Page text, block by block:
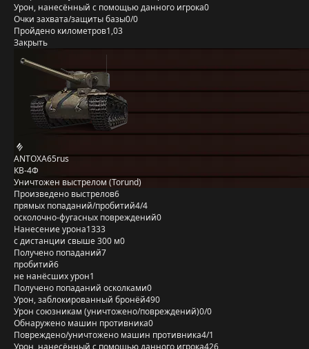
Урон, нанесённый с помощью данного игрока0
Очки захвата/защиты базы0/0
Пройдено километров1,03
Закрыть
ANTOXA65rus
КВ-4Ф
Уничтожен выстрелом (Torund)
Произведено выстрелов6
прямых попаданий/пробитий4/4
осколочно-фугасных повреждений0
Нанесение урона1333
с дистанции свыше 300 м0
Получено попаданий7
пробитий6
не нанёсших урон1
Получено попаданий осколками0
Урон, заблокированный бронёй490
Урон союзникам (уничтожено/повреждений)0/0
Обнаружено машин противника0
Повреждено/уничтожено машин противника4/1
Урон, нанесённый с помощью данного игрока426